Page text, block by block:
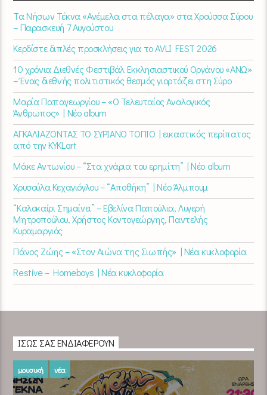
Τα Νήσων Τέκνα «Ανέμελα στα πέλαγα» στα Χρούσσα Σύρου
– Παρασκευή 7 Αυγούστου
Κερδίστε διπλές προσκλήσεις για το AVLI FEST 2026
10 χρόνια Διεθνές Φεστιβάλ Εκκλησιαστικού Οργάνου «ΑΝΩ»
– Ένας διεθνής πολιτιστικός θεσμός γιορτάζει στη Σύρο​
Μαρία Παπαγεωργίου – «Ο Τελευταίος Αναλογικός
Άνθρωπος» | Νέο album
ΑΓΚΑΛΙΑΖΟΝΤΑΣ ΤΟ ΣΥΡΙΑΝΟ ΤΟΠΙΟ | εικαστικός περίπατος
από την KYKLart
Μάκε Αντωνίου – “Στα χνάρια του ερημίτη” | Νέο album
Χρυσούλα Κεχαγιόγλου – “Αποθήκη” | Νέο Άλμπουμ
“Καλοκαίρι Σημαίνει” – Εβελίνα Παπούλια, Λυγερή
Μητροπούλου, Χρήστος Κοντογεώργης, Παντελής
Κυραμαργιός
Πάνος Ζώης – «Στον Αιώνα της Σιωπής» | Νέα κυκλοφορία
Restive – Homeboys | Νέα κυκλοφορία
ΊΣΩΣ ΣΑΣ ΕΝΔΙΑΦΈΡΟΥΝ
μουσική νέα